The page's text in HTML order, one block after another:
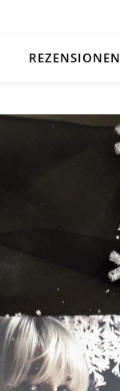
REZENSIONEN